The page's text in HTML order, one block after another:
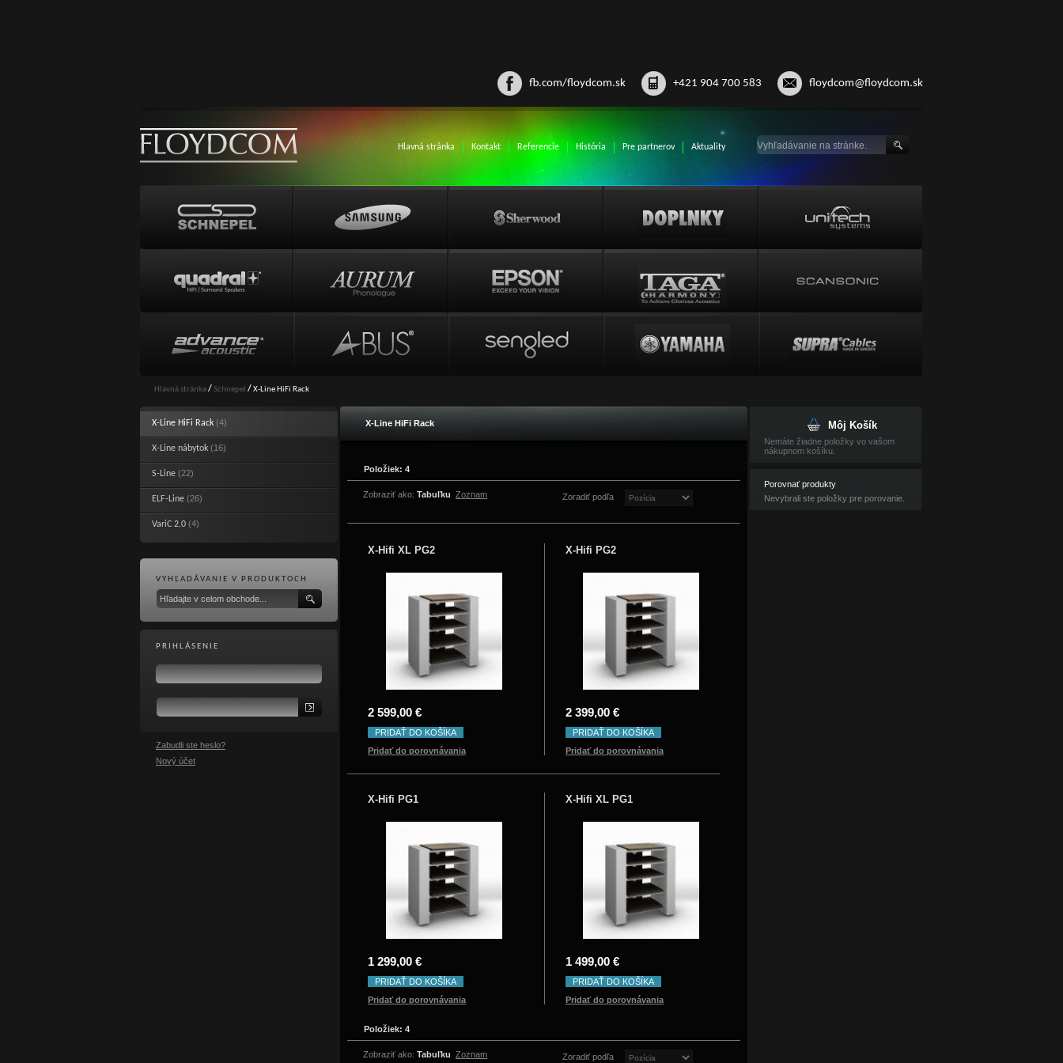
floydcom@floydcom.sk
+421 904 700 583
fb.com/floydcom.sk
Hlavná stránka Kontakt Referencie História Pre partnerov Aktuality
Hlavná stránka/ Schnepel / X-Line HiFi Rack
X-Line HiFi Rack (4)
X-Line nábytok (16)
S-Line (22)
ELF-Line (26)
VariC 2.0 (4)
VYHĽADÁVANIE V PRODUKTOCH
PRIHLÁSENIE
Zabudli ste heslo?
Nový účet
X-Line HiFi Rack
Položiek: 4
Zobraziť ako: Tabuľku Zoznam Zoradiť podľa
X-Hifi XL PG2
2 599,00 €
PRIDAŤ DO KOŠÍKA
Pridať do porovnávania
X-Hifi PG2
2 399,00 €
PRIDAŤ DO KOŠÍKA
Pridať do porovnávania
X-Hifi PG1
1 299,00 €
PRIDAŤ DO KOŠÍKA
Pridať do porovnávania
X-Hifi XL PG1
1 499,00 €
PRIDAŤ DO KOŠÍKA
Pridať do porovnávania
Položiek: 4
Zobraziť ako: Tabuľku Zoznam Zoradiť podľa
Môj Košík
Nemáte žiadne položky vo vašom
nákupnom košíku.
Porovnať produkty
Nevybrali ste položky pre porovanie.